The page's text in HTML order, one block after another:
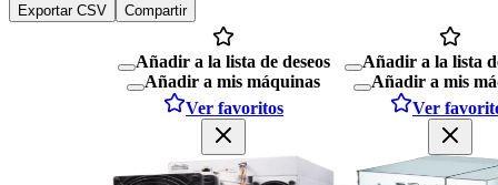
Exportar CSV Compartir
Añadir a la lista de deseos
Añadir a mis máquinas
Ver favoritos
Añadir a la lista
Añadir a mis
Ver